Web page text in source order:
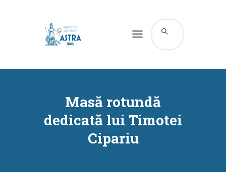
Masă rotundă
dedicată lui Timotei
Cipariu
CATALOG ONLINE
RESURSE
SERVICII
INFORMAȚII UTILE